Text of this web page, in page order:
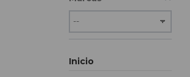
Inicio